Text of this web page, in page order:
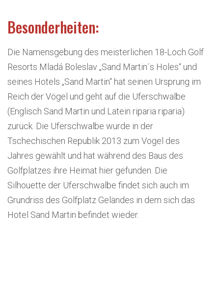
Besonderheiten:
Die Namensgebung des meisterlichen 18-Loch Golf
Resorts Mladá Boleslav „Sand Martin´s Holes“ und
seines Hotels „Sand Martin“ hat seinen Ursprung im
Reich der Vögel und geht auf die Uferschwalbe
(Englisch Sand Martin und Latein riparia riparia)
zurück. Die Uferschwalbe wurde in der
Tschechischen Republik 2013 zum Vogel des
Jahres gewählt und hat während des Baus des
Golfplatzes ihre Heimat hier gefunden. Die
Silhouette der Uferschwalbe findet sich auch im
Grundriss des Golfplatz Geländes in dem sich das
Hotel Sand Martin befindet wieder.